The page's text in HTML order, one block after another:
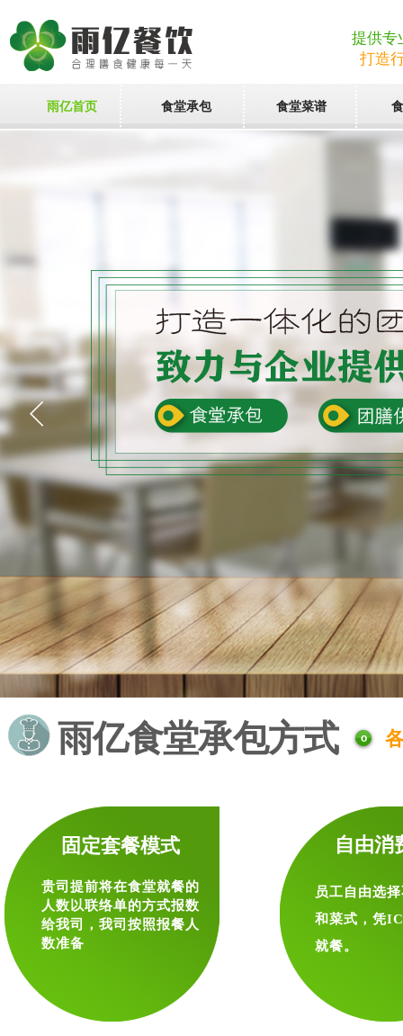
提供专
打造
雨亿首页 食堂承包 食堂菜谱
雨亿食堂承包方式 o
自由消
固定套餐模式
贵司提前将在食堂就餐的
人数以联络单的方式报数
给我司，我司按照报餐人
数准备
员工自由选
和菜式，凭
就餐。